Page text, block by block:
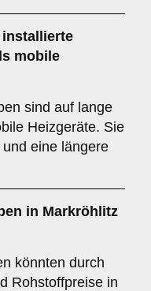
mobile
sind auf lange
Heizgeräte. Sie
eine längere
in Markröhlitz
könnten durch
Rohstoffpreise in